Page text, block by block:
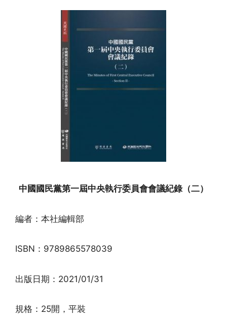
中國國民黨第一屆中央執行委員會會議紀錄（二）
編者：本社編輯部
ISBN：9789865578039
出版日期：2021/01/31
規格：25開，平裝